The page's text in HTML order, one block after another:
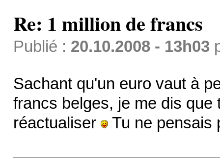
Re: 1 million de francs
Publié : 20.10.2008 - 13h03
Sachant qu'un euro vaut à
francs belges, je me dis
réactualiser
Tu ne pensais